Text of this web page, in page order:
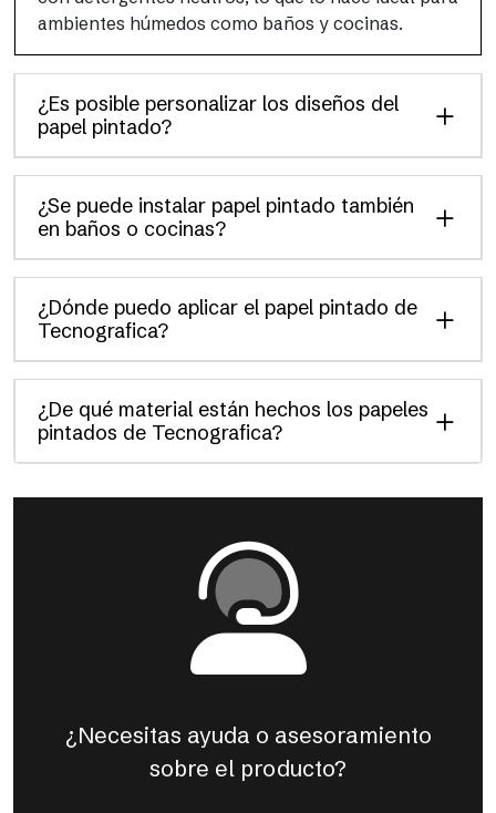
ambientes húmedos como baños y cocinas.
¿Es posible personalizar los diseños del
papel pintado?
¿Se puede instalar papel pintado también
en baños o cocinas?
¿Dónde puedo aplicar el papel pintado de
Tecnografica?
¿De qué material están hechos los papeles
pintados de Tecnografica?
¿Necesitas ayuda o asesoramiento
sobre el producto?